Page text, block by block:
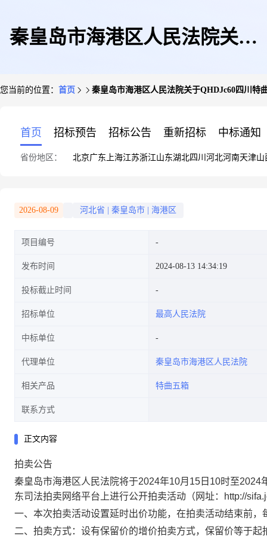
秦皇岛市海港区人民法院关于
您当前的位置： 首页 秦皇岛市海港区人民法院关于QHDJc60四川特
首页 招标预告 招标公告 重新招标 中标通知
省份地区： 北京广东 上海江苏浙江山东湖北四川 河北河南天津山
2026-08-09 河北省 秦皇岛市 海港区
项目编号
发布时间 2024-08-13 14:34:19
投标截止时间
招标单位 最高人民法院
中标单位
代理单位 秦皇岛市海港区人民法院
相关产品 特曲五箱
联系方式
正文内容
拍卖公告
秦皇岛市海港区人民法院将于2024年10月 15 日 10时至2024
东司法拍卖网络平台上进行公开拍卖活动（网址：
http://
一、本次拍卖活动设置延时出价功能，在拍卖活动结束前，
二、拍卖方式： 设有保留价的增价拍卖方式， 保留价等于起